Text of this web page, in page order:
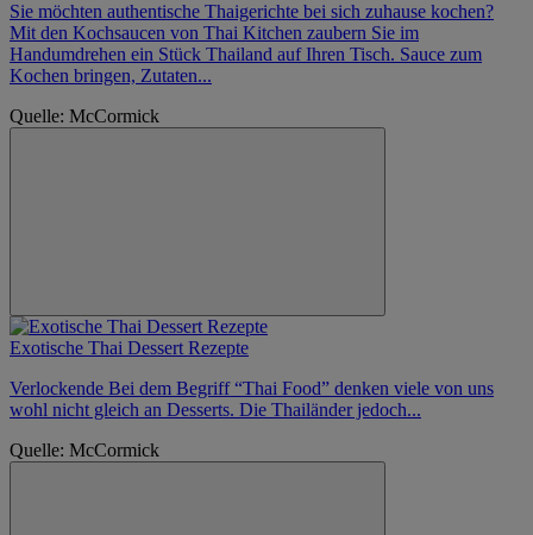
Sie möchten authentische Thaigerichte bei sich zuhause kochen?
Mit den Kochsaucen von Thai Kitchen zaubern Sie im
Handumdrehen ein Stück Thailand auf Ihren Tisch. Sauce zum
Kochen bringen, Zutaten...
Quelle: McCormick
Exotische Thai Dessert Rezepte
Verlockende Bei dem Begriff “Thai Food” denken viele von uns
wohl nicht gleich an Desserts. Die Thailänder jedoch...
Quelle: McCormick